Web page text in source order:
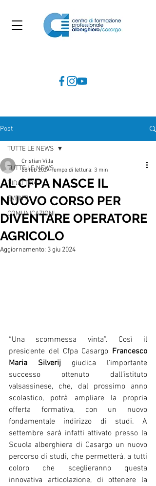
Post
TUTTE LE NEWS
DIDATTICA
EVENTI
COMUNICAZIONI
TUTTE LE NEWS
AL CFPA NASCE IL
NUOVO CORSO PER
DIVENTARE OPERATORE
AGRICOLO
Cristian Villa
28 feb 2024 Tempo di lettura: 3 min
Aggiornamento: 3 giu 2024
“Una scommessa vinta”. Così il
presidente del Cfpa Casargo Francesco
Maria Silverij giudica l’importante
successo ottenuto dall’istituto
valsassinese, che, dal prossimo anno
scolastico, potrà ampliare la propria
offerta formativa, con un nuovo
fondamentale indirizzo di studi. A
settembre sarà infatti attivato presso la
Scuola alberghiera di Casargo un nuovo
percorso di studi, che permetterà, a tutti
coloro che sceglieranno questa
innovativa articolazione, di ottenere la